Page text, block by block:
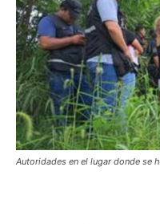
Autoridades en el lugar donde se